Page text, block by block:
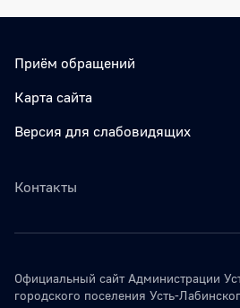
Приём обращений
Карта сайта
Версия для слабовидящих
Контакты
Официальный сайт Администрации
городского поселения Усть-